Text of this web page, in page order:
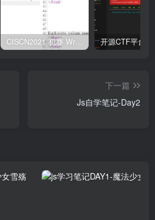
下一篇
Js自学笔记-Day2